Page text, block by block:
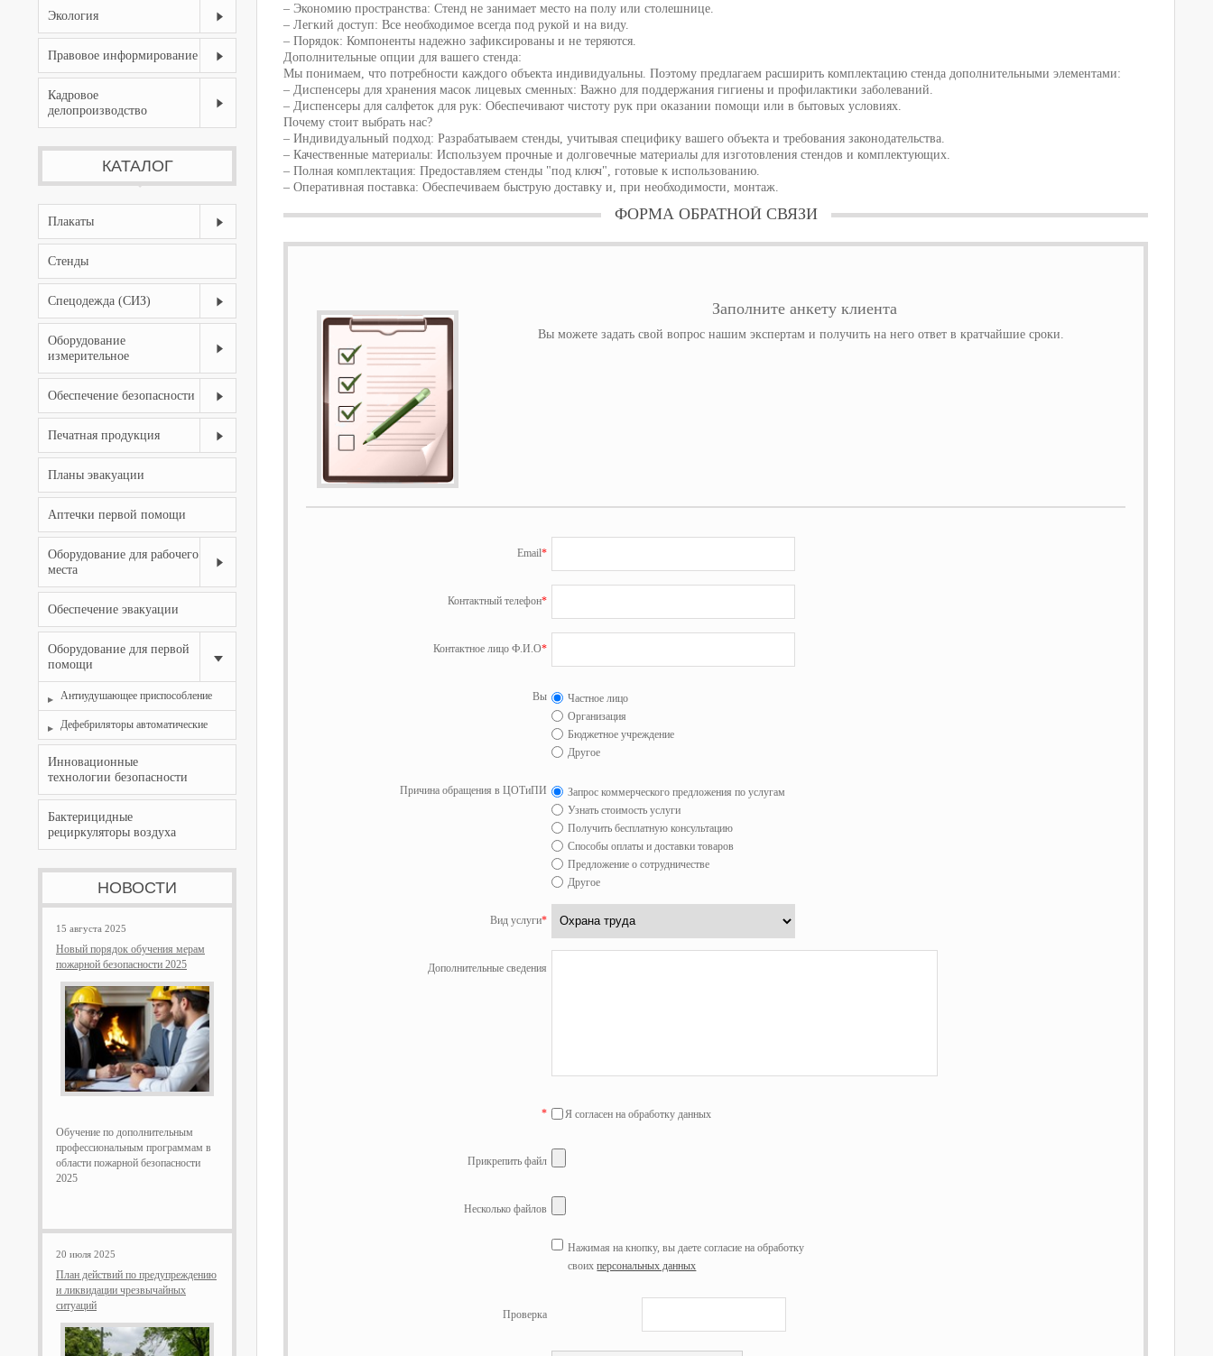
Экология
Правовое информирование
Кадровое
делопроизводство
КАТАЛОГ
Плакаты
Стенды
Спецодежда (СИЗ)
Оборудование
измерительное
Обеспечение безопасности
Печатная продукция
Планы эвакуации
Аптечки первой помощи
Оборудование для рабочего
места
Обеспечение эвакуации
Оборудование для первой
помощи
Антиудушающее приспособление
Дефебриляторы автоматические
Инновационные
технологии безопасности
Бактерицидные
рециркуляторы воздуха
НОВОСТИ
15 августа 2025
Новый порядок обучения мерам
пожарной безопасности 2025
Обучение по дополнительным
профессиональным программам в
области пожарной безопасности
2025
20 июля 2025
План действий по предупреждению
и ликвидации чрезвычайных
ситуаций
– Экономию пространства: Стенд не занимает место на полу или столешнице.
– Легкий доступ: Все необходимое всегда под рукой и на виду.
– Порядок: Компоненты надежно зафиксированы и не теряются.
Дополнительные опции для вашего стенда:
Мы понимаем, что потребности каждого объекта индивидуальны. Поэтому предлагаем расширить комплектацию стенда дополнительными элементами:
– Диспенсеры для хранения масок лицевых сменных: Важно для поддержания гигиены и профилактики заболеваний.
– Диспенсеры для салфеток для рук: Обеспечивают чистоту рук при оказании помощи или в бытовых условиях.
Почему стоит выбрать нас?
– Индивидуальный подход: Разрабатываем стенды, учитывая специфику вашего объекта и требования законодательства.
– Качественные материалы: Используем прочные и долговечные материалы для изготовления стендов и комплектующих.
– Полная комплектация: Предоставляем стенды "под ключ", готовые к использованию.
– Оперативная поставка: Обеспечиваем быструю доставку и, при необходимости, монтаж.
ФОРМА ОБРАТНОЙ СВЯЗИ
Заполните анкету клиента
Вы можете задать свой вопрос нашим экспертам и получить на него ответ в кратчайшие сроки.
Email*
Контактный телефон*
Контактное лицо Ф.И.О*
Вы
Частное лицо
Организация
Бюджетное учреждение
Другое
Причина обращения в ЦОТиПИ
Запрос коммерческого предложения по услугам
Узнать стоимость услуги
Получить бесплатную консультацию
Способы оплаты и доставки товаров
Предложение о сотрудничестве
Другое
Вид услуги*
Дополнительные сведения
* Я согласен на обработку данных
Прикрепить файл
Несколько файлов
Нажимая на кнопку, вы даете согласие на обработку
своихперсональных данных
Проверка